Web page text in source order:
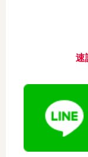
速